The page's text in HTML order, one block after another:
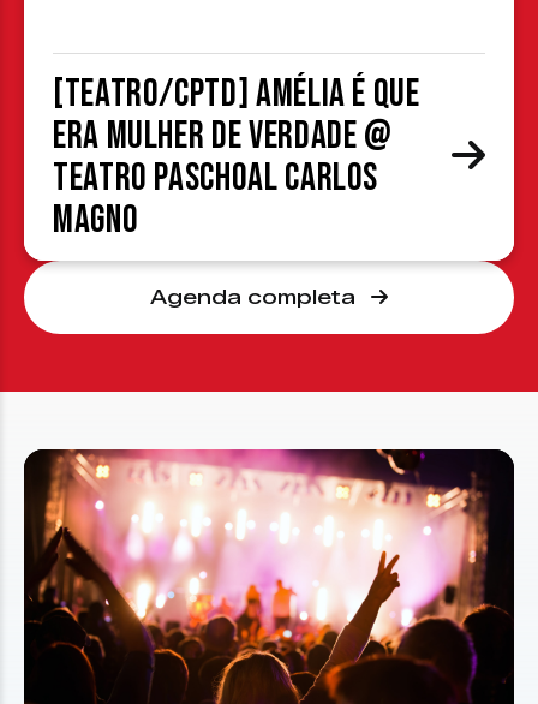
[TEATRO/CPTD] Amélia é que
era mulher de verdade @
Teatro Paschoal Carlos
Magno
Agenda completa